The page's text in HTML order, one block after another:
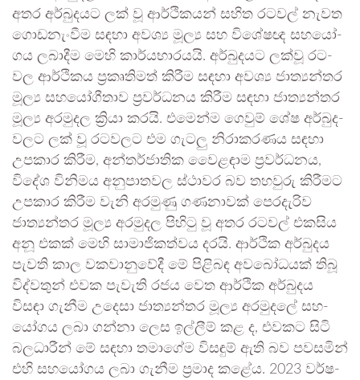
අතර අර්බු­ද­යට ලක් වූ ආර්ථි­ක­යන් සහිත රට­වල් නැවත
ගොඩ­නැං­වීම සඳහා අවශ්‍ය මූල්‍ය සහ විශේ­ෂඥ සහ­යෝ­
ගය ලබා­දීම මෙහි කාර්ය­භා­ර­යයි. අර්බු­ද­යට ලක්වූ රට­
වල ආර්ථි­කය ප්‍රකෘ­ති­මත් කිරීම සඳහා අවශ්‍ය ජාත්‍ය­න්තර
මූල්‍ය සහ­යෝ­ගී­තාව ප්‍රව­ර්ධ­නය කිරීම සඳහා ජාත්‍ය­න්තර
මූල්‍ය අර­මු­දල ක්‍රියා කරයි. එමෙන්ම ගෙවුම් ශේෂ අර්බු­ද­
ව­ලට ලක් වූ රට­ව­ලට එම ගැටලු නිරා­ක­ර­ණය සඳහා
උප­කාර කිරීම, අන්ත­ර්ජා­තික වෙ‍ෙළ­ඳාම ප්‍රව­ර්ධ­නය,
විදේශ විනි­මය අනු­පා­ත­වල ස්ථාවර බව තහ­වුරු කිරී­මට
උප­කාර කිරීම වැනි අර­මුණු ගණ­නා­වක් පෙර­දැ­රිව
ජාත්‍ය­න්තර මූල්‍ය අර­මු­දල පිහිටු වූ අතර රට­වල් එක­සිය
අනූ එකක් මෙහි සාමා­ජි­ක­ත්වය දරයි. ආර්ථික අර්බු­දය
පැවති කාල වක­වා­නු­වේදී මේ පිළි­බඳ අව­බෝ­ධ­යක් තිබූ
විද්ව­තුන් එවක පැවැති රජය වෙත ආර්ථික අර්බු­දය
විසඳා ගැනීම උදෙසා ජාත්‍ය­න්තර මූල්‍ය අර­මු­දලේ සහ­
යෝ­ගය ලබා ගන්නා ලෙස ඉල්ලීම් කළ ද, එව­කට සිටි
බල­ධා­රීන් මේ සඳහා තමා­ගේම විස­ඳුම් ඇති බව පව­ස­මින්
එහි සහ­යෝ­ගය ලබා ගැනීම ප්‍රමාද කළේය. 2023 වර්ෂ­